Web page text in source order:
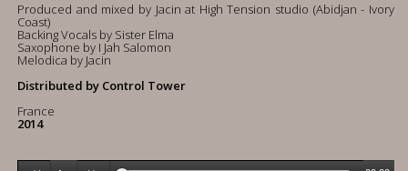
Produced and mixed by Jacin at High Tension studio (Abidjan - Ivory
Coast)
Backing Vocals by Sister Elma
Saxophone by I Jah Salomon
Melodica by Jacin
Distributed by Control Tower
France
2014